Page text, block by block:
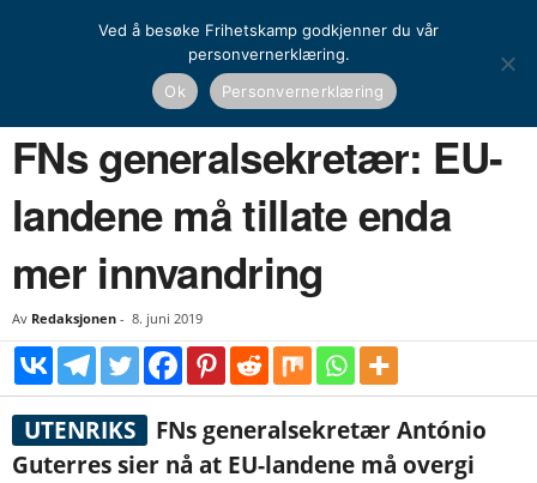
FNs generalsekretær: EU-landene må tillate enda mer innvandring
FNs generalsekretær: EU-
landene må tillate enda
mer innvandring
Av Redaksjonen - 8. juni 2019
UTENRIKS
FNs generalsekretær António
Guterres sier nå at EU-landene må overgi
Ved å besøke Frihetskamp godkjenner du vår
personvernerklæring.
Ok
Personvernerklæring